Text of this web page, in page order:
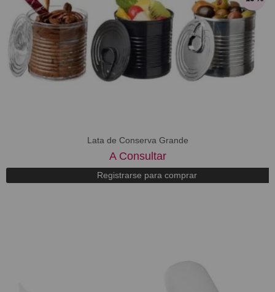
Lata de Conserva Grande
A Consultar
Registrarse para comprar